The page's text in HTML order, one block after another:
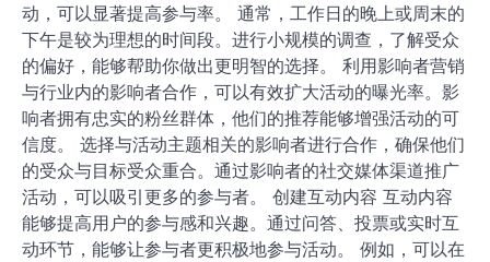
动，可以显著提高参与率。 通常，工作日的晚上或周末的
下午是较为理想的时间段。进行小规模的调查，了解受众
的偏好，能够帮助你做出更明智的选择。 利用影响者营销
与行业内的影响者合作，可以有效扩大活动的曝光率。影
响者拥有忠实的粉丝群体，他们的推荐能够增强活动的可
信度。 选择与活动主题相关的影响者进行合作，确保他们
的受众与目标受众重合。通过影响者的社交媒体渠道推广
活动，可以吸引更多的参与者。 创建互动内容 互动内容
能够提高用户的参与感和兴趣。通过问答、投票或实时互
动环节，能够让参与者更积极地参与活动。 例如，可以在